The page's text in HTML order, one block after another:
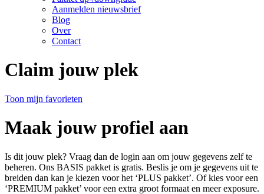
Aanmelden nieuwsbrief
Blog
Over
Contact
Claim jouw plek
Toon mijn favorieten
Maak jouw profiel aan
Is dit jouw plek? Vraag dan de login aan om jouw gegevens zelf te
beheren. Ons BASIS pakket is gratis. Beslis je om je gegevens uit te
breiden dan kan je kiezen voor het ‘PLUS pakket’. Of kies voor een
‘PREMIUM pakket’ voor een extra groot formaat en meer exposure.